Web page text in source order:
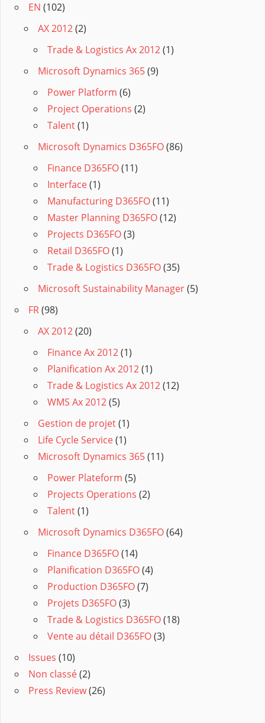
EN (102)
AX 2012(2)
Trade & Logistics Ax 2012(1)
Microsoft Dynamics 365(9)
Power Platform (6)
Project Operations (2)
Talent(1)
Microsoft Dynamics D365FO(86)
Finance D365FO(11)
Interface(1)
Manufacturing D365FO(11)
Master Planning D365FO(12)
Projects D365FO(3)
Retail D365FO(1)
Trade & Logistics D365FO(35)
Microsoft Sustainability Manager(5)
FR(98)
AX 2012(20)
Finance Ax 2012(1)
Planification Ax 2012(1)
Trade & Logistics Ax 2012(12)
WMS Ax 2012(5)
Gestion de projet(1)
Life Cycle Service(1)
Microsoft Dynamics 365(11)
Power Plateform (5)
Projects Operations (2)
Talent(1)
Microsoft Dynamics D365FO(64)
Finance D365FO(14)
Planification D365FO(4)
Production D365FO(7)
Projets D365FO(3)
Trade & Logistics D365FO(18)
Vente au détail D365FO(3)
Issues (10)
Non classé(2)
Press Review(26)